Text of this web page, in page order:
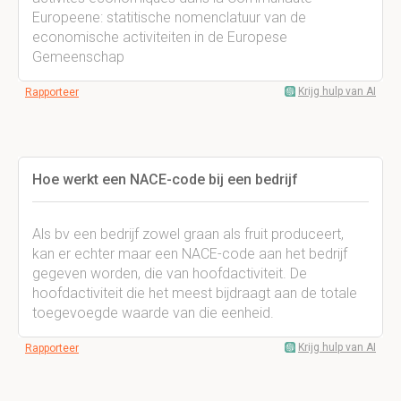
Europeene: statitische nomenclatuur van de
economische activiteiten in de Europese
Gemeenschap
Rapporteer Krijg hulp van AI
Hoe werkt een NACE-code bij een bedrijf
Als bv een bedrijf zowel graan als fruit produceert,
kan er echter maar een NACE-code aan het bedrijf
gegeven worden, die van hoofdactiviteit. De
hoofdactiviteit die het meest bijdraagt aan de totale
toegevoegde waarde van die eenheid.
Rapporteer Krijg hulp van AI